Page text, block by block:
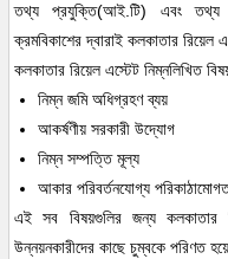
তথ্য প্রযুক্তি(আই.টি) এবং তথ্য
ক্রমবিকাশের দ্বারাই কলকাতার রিয়েল
কলকাতার রিয়েল এস্টেট নিম্নলিখিত
নিম্ন জমি অধিগ্রহণ ব্যয়
আকর্ষণীয় সরকারী উদ্যোগ
নিম্ন সম্পত্তি মূল্য
আকার পরিবর্তনযোগ্য
এই সব বিষয়গুলির জন্য কলকাতার
উন্নয়নকারীদের কাছে চুম্বকে পরিণত